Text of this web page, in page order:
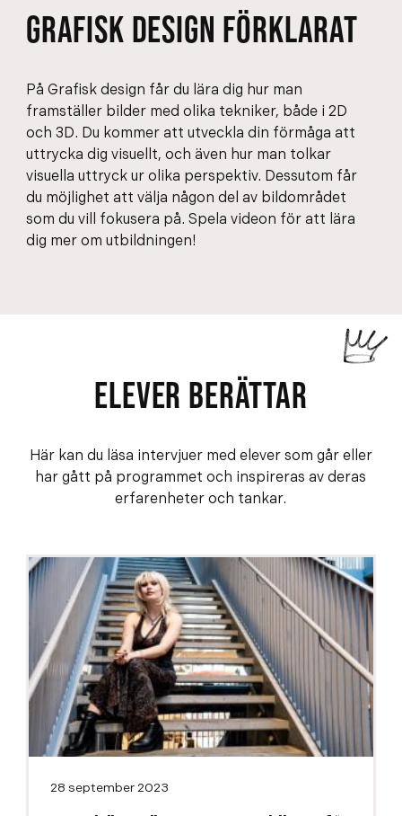
GRAFISK DESIGN FÖRKLARAT
På Grafisk design får du lära dig hur man
framställer bilder med olika tekniker, både i 2D
och 3D. Du kommer att utveckla din förmåga att
uttrycka dig visuellt, och även hur man tolkar
visuella uttryck ur olika perspektiv. Dessutom får
du möjlighet att välja någon del av bildområdet
som du vill fokusera på. Spela videon för att lära
dig mer om utbildningen!
ELEVER BERÄTTAR
Här kan du läsa intervjuer med elever som går eller
har gått på programmet och inspireras av deras
erfarenheter och tankar.
28 september 2023